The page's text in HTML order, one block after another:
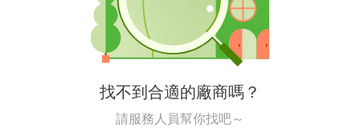
找不到合適的廠商嗎？
請服務人員幫你找吧～